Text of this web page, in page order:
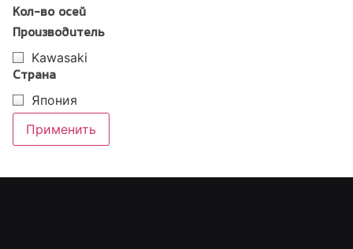
Кол-во осей
Производитель
Kawasaki
Страна
Япония
Применить